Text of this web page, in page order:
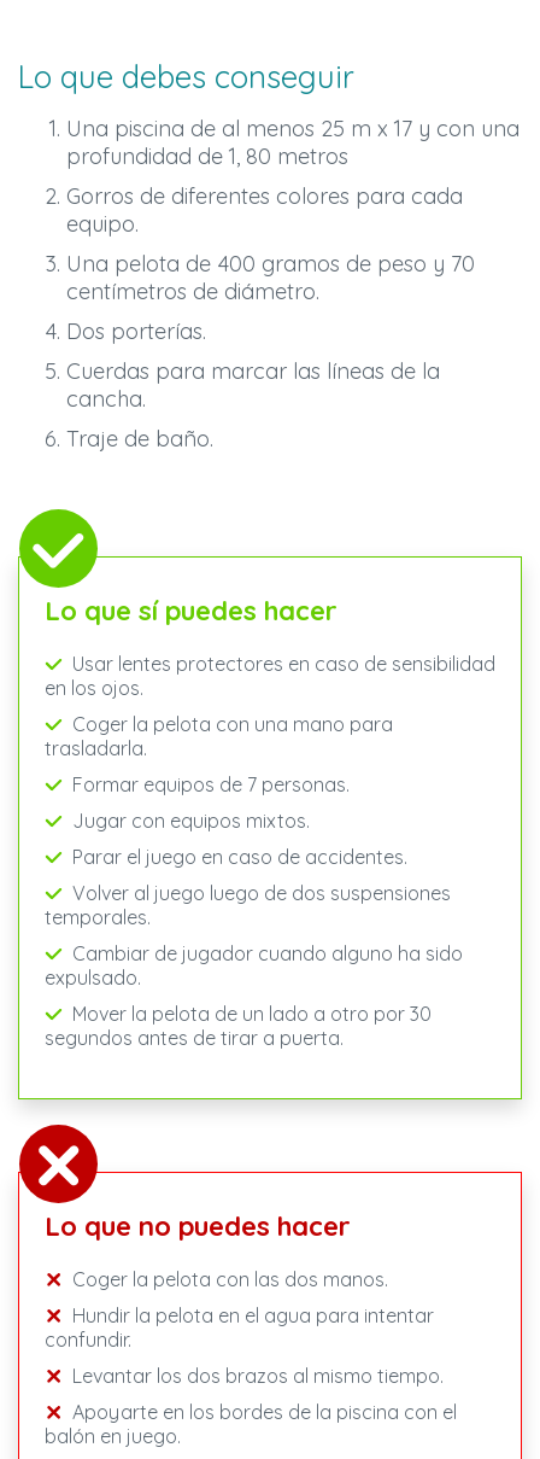
Lo que debes conseguir
Una piscina de al menos 25 m x 17 y con una
profundidad de 1, 80 metros
Gorros de diferentes colores para cada
equipo.
Una pelota de 400 gramos de peso y 70
centímetros de diámetro.
Dos porterías.
Cuerdas para marcar las líneas de la
cancha.
Traje de baño.
Lo que sí puedes hacer
Usar lentes protectores en caso de sensibilidad
en los ojos.
Coger la pelota con una mano para
trasladarla.
Formar equipos de 7 personas.
Jugar con equipos mixtos.
Parar el juego en caso de accidentes.
Volver al juego luego de dos suspensiones
temporales.
Cambiar de jugador cuando alguno ha sido
expulsado.
Mover la pelota de un lado a otro por 30
segundos antes de tirar a puerta.
Lo que no puedes hacer
Coger la pelota con las dos manos.
Hundir la pelota en el agua para intentar
confundir.
Levantar los dos brazos al mismo tiempo.
Apoyarte en los bordes de la piscina con el
balón en juego.